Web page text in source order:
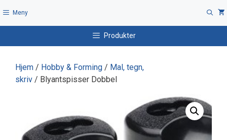
til
Meny
Produkter
Hjem / Hobby & Forming / Mal, tegn,
skriv / Blyantspisser Dobbel